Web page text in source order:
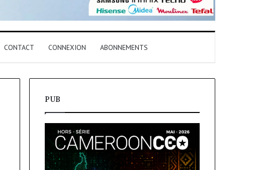
CONTACT CONNEXION ABONNEMENTS
PUB